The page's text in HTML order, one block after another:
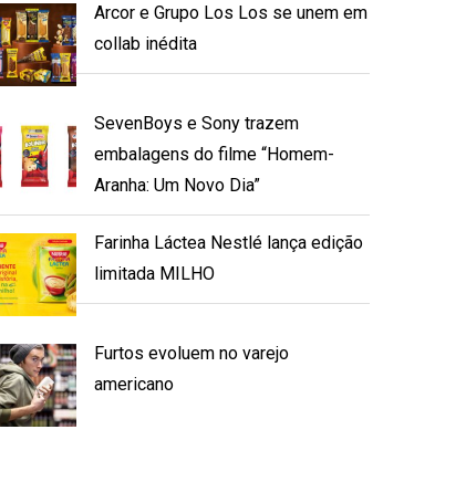
Arcor e Grupo Los Los se unem em
collab inédita
SevenBoys e Sony trazem
embalagens do filme “Homem-
Aranha: Um Novo Dia”
Farinha Láctea Nestlé lança edição
limitada MILHO
Furtos evoluem no varejo
americano